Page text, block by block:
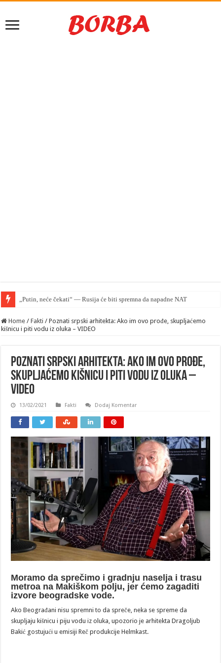
Home / Fakti / Poznati srpski arhitekta: Ako im ovo prođe, skupljaćemo
kišnicu i piti vodu iz oluka – VIDEO
Poznati srpski arhitekta: Ako im ovo prođe,
skupljaćemo kišnicu i piti vodu iz oluka –
VIDEO
13/02/2021 Fakti Dodaj Komentar
Moramo da sprečimo i gradnju naselja i trasu
metroa na Makiškom polju, jer ćemo zagaditi
izvore beogradske vode.
Ako Beograđani nisu spremni to da spreče, neka se spreme da
skupljaju kišnicu i piju vodu iz oluka, upozorio je arhitekta Dragoljub
Bakić gostujući u emisiji Reč produkcije Helmkast.